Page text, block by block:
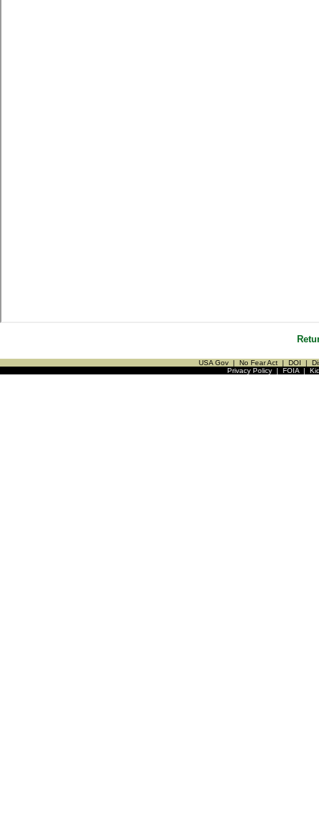
USA Gov | No Fear Act | DOI |
Privacy Policy| FOIA|